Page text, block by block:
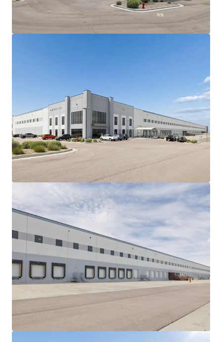
mehr anzeigen
Gateway Park
2850 West Columbus Avenue, Chicago, IL, 60652, US